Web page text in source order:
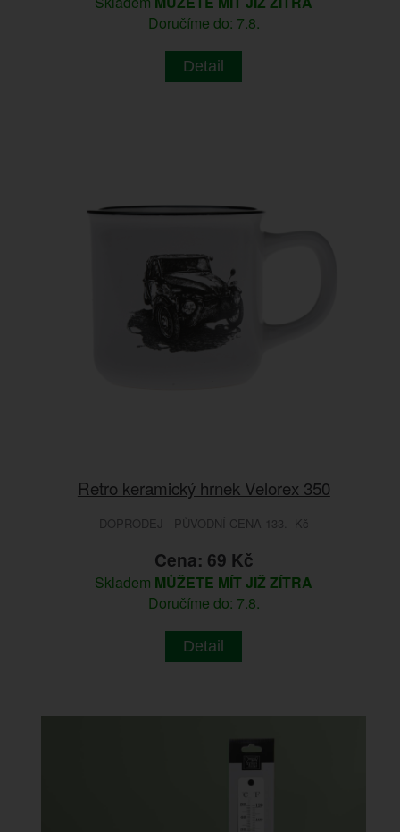
Doručíme do: 7.8.
Detail
Retro keramický hrnek Velorex 350
DOPRODEJ - PŮVODNÍ CENA 133.- Kč
Cena: 69 Kč
Skladem MŮŽETE MÍT JIŽ ZÍTRA
Doručíme do: 7.8.
Detail